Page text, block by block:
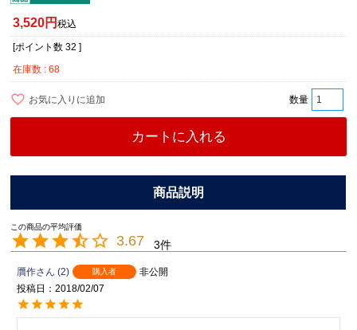
3,520 税込
[ポイント数 32 ]
在庫数
68
お気に入りに追加
カートに入れる
3.67 3
贋作 2 購入者
非公開
投稿日
2018/02/07